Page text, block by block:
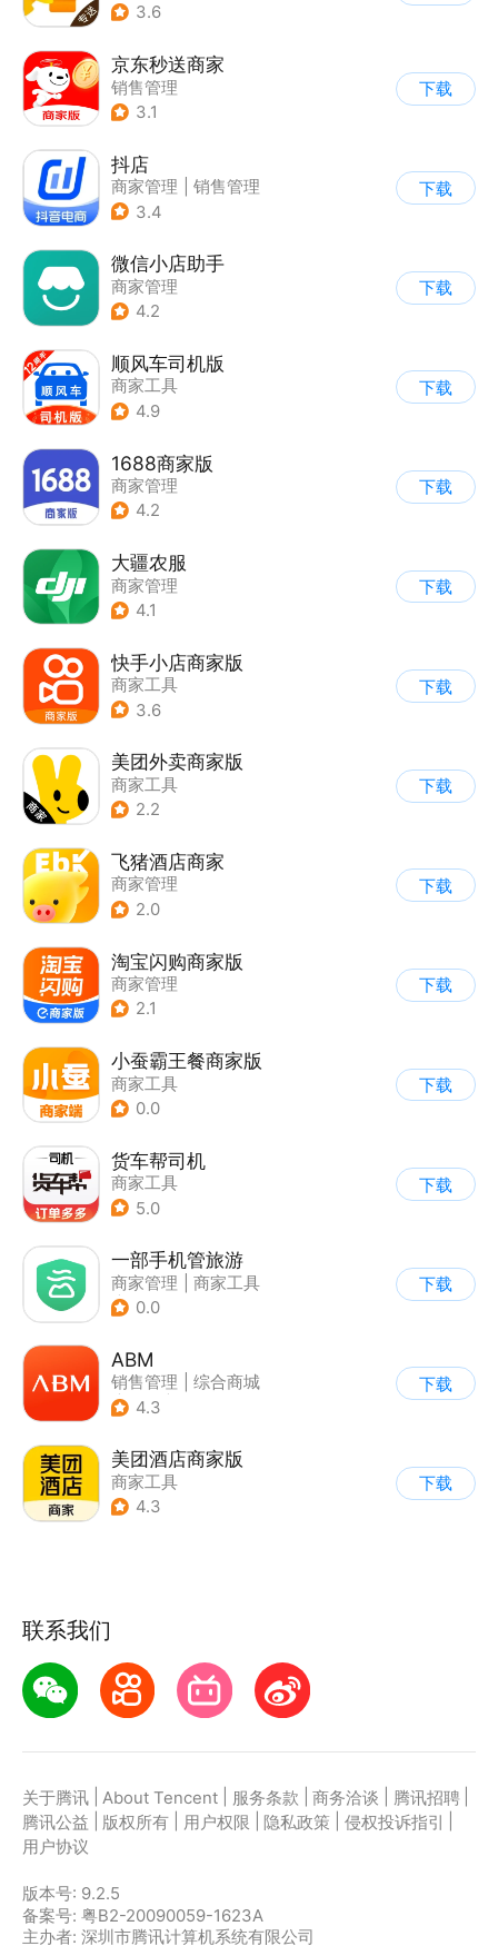
3.6
京东秒送商家
销售管理
3.1
下载
抖店
商家管理
销售管理
3.4
下载
微信小店助手
商家管理
4.2
下载
顺风车司机版
商家工具
4.9
下载
1688商家版
商家管理
4.2
下载
大疆农服
商家管理
4.1
下载
快手小店商家版
商家工具
3.6
下载
美团外卖商家版
商家工具
2.2
下载
飞猪酒店商家
商家管理
2.0
下载
淘宝闪购商家版
商家管理
2.1
下载
小蚕霸王餐商家版
商家工具
0.0
下载
货车帮司机
商家工具
5.0
下载
一部手机管旅游
商家管理
商家工具
| 效率办公
0.0
下载
ABM
销售管理
综合商城
| 其他
4.3
下载
美团酒店商家版
商家工具
4.3
下载
联系我们
关于腾讯 About Tencent 服务条款 商务洽谈 腾讯招聘
腾讯公益
版权所有 用户权限 隐私政策 侵权投诉指引
用户协议
版本号: 9.2.5
备案号: 粤B2-20090059-1623A
主办者: 深圳市腾讯计算机系统有限公司